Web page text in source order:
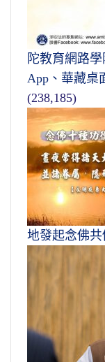
陀教育網路
App、華藏桌
(238,185)
地發起念佛